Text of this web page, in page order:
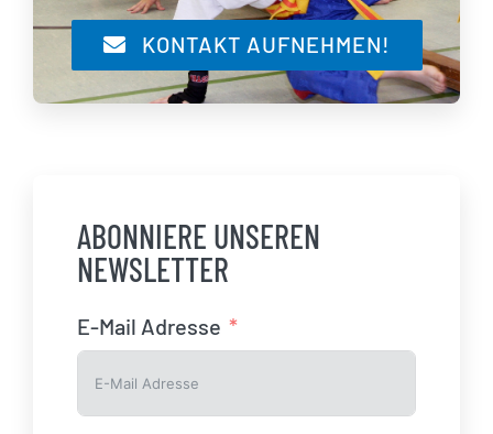
KONTAKT AUFNEHMEN!
ABONNIERE UNSEREN
NEWSLETTER
E-Mail Adresse